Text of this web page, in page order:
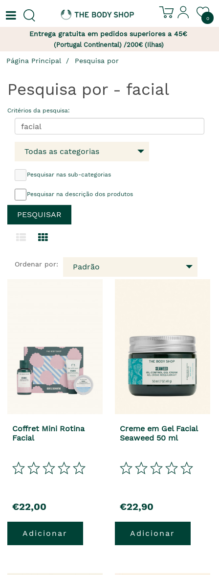
0
Entrega gratuita em pedidos superiores a 45€
(Portugal Continental) /200€ (Ilhas)
Página Principal Pesquisa por
Pesquisa por - facial
Critérios da pesquisa:
Todas as categorias
Pesquisar nas sub-categorias
Pesquisar na descrição dos produtos
Ordenar por: Padrão
Coffret Mini Rotina
Facial
€22,00
Adicionar
Creme em Gel Facial
Seaweed 50 ml
€22,90
Adicionar